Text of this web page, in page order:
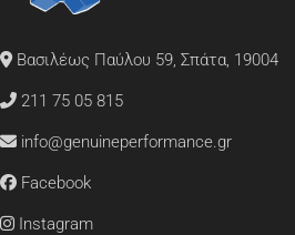
Βασιλέως Παύλου 59, Σπάτα, 19004
211 75 05 815
info@genuineperformance.gr
Facebook
Instagram